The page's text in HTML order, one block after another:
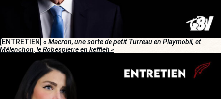
[ENTRETIEN] « Macron, une sorte de petit Turreau en Playmobil, et
Mélenchon, le Robespierre en keffieh »